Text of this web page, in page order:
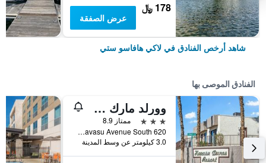
178 ﷼
عرض الصفقة
شاهد أرخص الفنادق في لاكي هافاسو ستي
الفنادق الموصى بها
وورلد مارك هافاسو ديونز
3 نجوم
ممتاز 8.9
620 Lake Havasu Avenue South, لاكي هافاسو ستي, AZ, الولايات المتحدة الأميريكية
3.0 كيلومتر عن وسط المدينة